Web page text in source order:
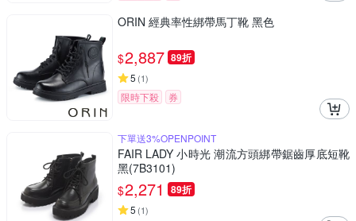
ORIN 經典率性綁帶馬丁靴 黑色
$2,887 89折
5 (1)
限時下殺 券
下單送3%OPENPOINT
FAIR LADY 小時光 潮流方頭綁帶鋸齒厚底短靴
黑(7B3101)
$2,271 89折
5 (1)